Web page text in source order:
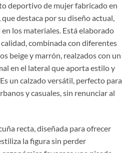
deportivo de mujer fabricado en
que destaca por su diseño actual,
los materiales. Está elaborado
combinada con diferentes
beige y marrón, realzados con un
en el lateral que aporta estilo y
un calzado versátil, perfecto para
y casuales, sin renunciar al
recta, diseñada para ofrecer
la figura sin perder